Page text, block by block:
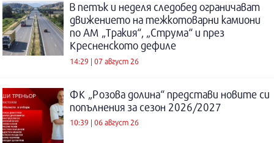
В петък и неделя следобед ограничават
движението на тежкотоварни камиони
по АМ „Тракия“, „Струма“ и през
Кресненското дефиле
14:29 | 07 август 26
ФК „Розова долина“ представи новите си
попълнения за сезон 2026/2027
10:39 | 06 август 26